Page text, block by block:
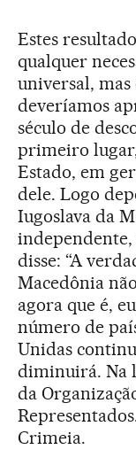
Estes
qualquer
universal, mas
deveríamos
século de
primeiro
Estado, em
dele. Logo
Iugoslava da
disse: “A
Macedônia
agora que é,
número de
Unidas
diminuirá. Na
da
Crimeia.